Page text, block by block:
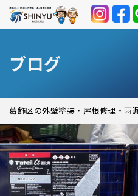
ブログ
葛飾区の外壁塗装・屋根修理・雨